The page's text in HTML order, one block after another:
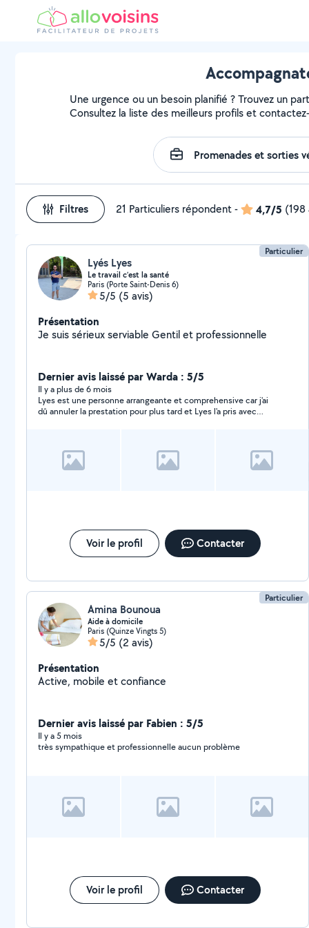
Une urgence ou un besoin planifié ? Trouvez un
Consultez la liste des meilleurs profils et
Filtres 21 Particuliers répondent- 4,7/5 (198
Particulier
Lyés Lyes
Le travail c’est la santé
Paris (Porte Saint-Denis 6)
5/5 (5 avis)
Présentation
Je suis sérieux serviable Gentil et professionnelle
Dernier avis laissé par Warda : 5/5
Il y a plus de 6 mois
Lyes est une personne arrangeante et comprehensive car j'ai
dû annuler la prestation pour plus tard et Lyes l'a pris avec
Voir le profil Contacter
Particulier
Amina Bounoua
Aide à domicile
Paris (Quinze Vingts 5)
5/5 (2 avis)
Présentation
Active, mobile et confiance
Dernier avis laissé par Fabien : 5/5
Il y a 5 mois
très sympathique et professionnelle aucun problème
Voir le profil Contacter